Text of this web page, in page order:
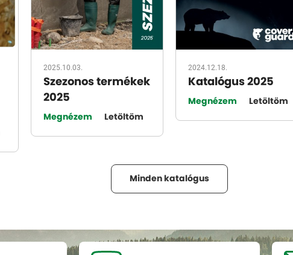
2025.10.03.
Szezonos termékek
2025
Megnézem Letöltöm
2024.12.18.
Katalógus 2025
Megnézem Letöltöm
Minden katalógus